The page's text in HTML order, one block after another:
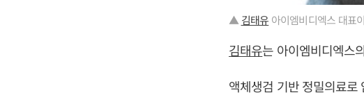
▲ 김태유 아이엠비디엑스 대표
김태유는 아이엠비디엑스
액체생검 기반 정밀의료